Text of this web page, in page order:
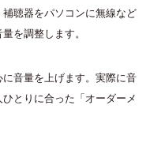
聴器をパソコンに無線など
を調整します。
に音量を上げます。実際に音
とりに合った「オーダーメ